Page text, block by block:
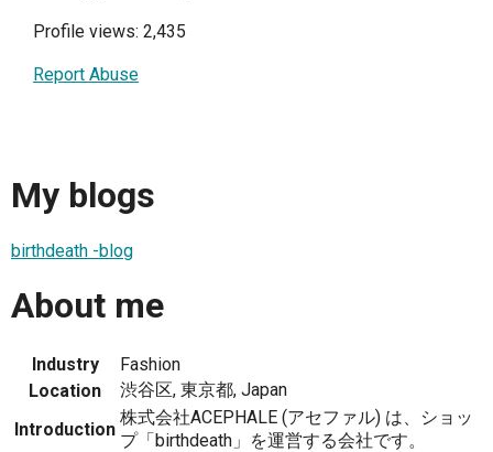
Profile views: 2,435
Report Abuse
My blogs
birthdeath -blog
About me
Industry
Fashion
Location
渋谷区, 東京都, Japan
Introduction
株式会社ACEPHALE (アセファル) は、ショッ
プ「birthdeath」を運営する会社です。